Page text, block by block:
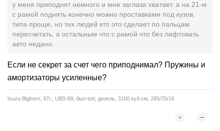
у меня приподнят немного и мне заглаза хватает. а на 21-м
с рамой поднять конечно можно проставками под кузов,
типа проще, но тех людей кто это сделает по пальцам
пересчитать, а остальным что с рамой что без лифтовать
авто недано.
Если не секрет за счет чего приподнимал? Пружины и
амортизаторы усиленные?
Isuzu Bighorn, 97г., UBS 69, был tod, дизель, 3100 куб.см, 285/75/16